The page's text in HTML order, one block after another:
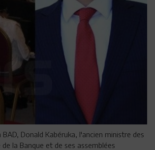
Donald Kabéruka, l'ancien ministre des
la Banque et de ses assemblées